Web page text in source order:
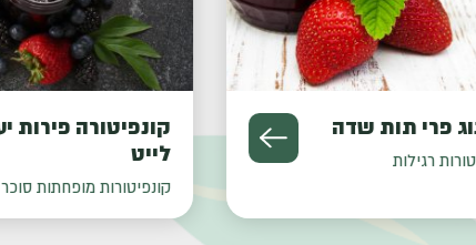
פרי תות שדה
רגילות
קונפיטורה פירות יער
לייט
קונפיטורות מופחתות סוכר